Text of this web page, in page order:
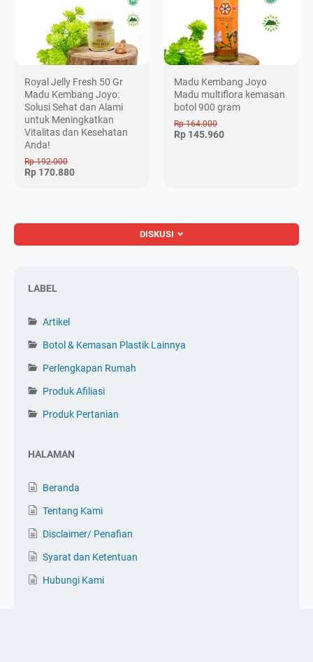
Royal Jelly Fresh 50 Gr
Madu Kembang Joyo:
Solusi Sehat dan Alami
untuk Meningkatkan
Vitalitas dan Kesehatan
Anda!
Rp 192.000
Rp 170.880
Madu Kembang Joyo
Madu multiflora kemasan
botol 900 gram
Rp 164.000
Rp 145.960
DISKUSI
LABEL
Artikel
Botol & Kemasan Plastik Lainnya
Perlengkapan Rumah
Produk Afiliasi
Produk Pertanian
HALAMAN
Beranda
Tentang Kami
Disclaimer/ Penafian
Syarat dan Ketentuan
Hubungi Kami